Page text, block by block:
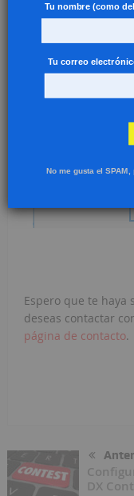
Espero que te
deseas contactar
página de contacto.
DX
Tu nombre (como
No me gusta el
Tu correo